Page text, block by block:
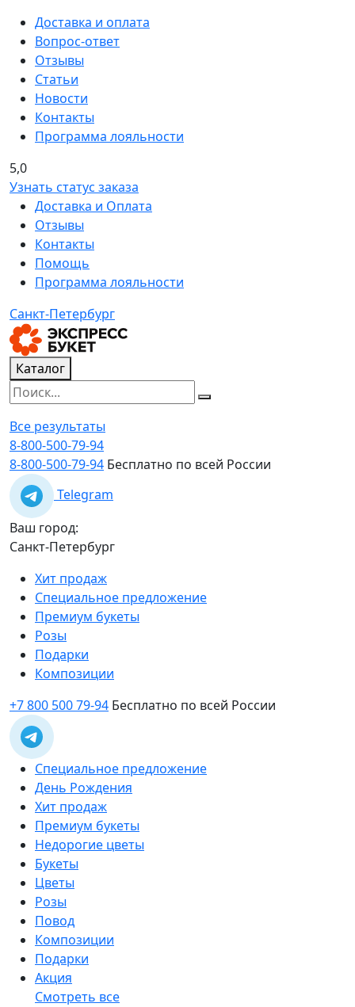
Доставка и оплата
Вопрос-ответ
Отзывы
Статьи
Новости
Контакты
Программа лояльности
5,0
Узнать статус заказа
Доставка и Оплата
Отзывы
Контакты
Помощь
Программа лояльности
Санкт-Петербург
Каталог
Все результаты
8-800-500-79-94
8-800-500-79-94 Бесплатно по всей России
Telegram
Ваш город:
Санкт-Петербург
Хит продаж
Специальное предложение
Премиум букеты
Розы
Подарки
Композиции
+7 800 500 79-94 Бесплатно по всей России
Специальное предложение
День Рождения
Хит продаж
Премиум букеты
Недорогие цветы
Букеты
Цветы
Розы
Повод
Композиции
Подарки
Акция
Смотреть все